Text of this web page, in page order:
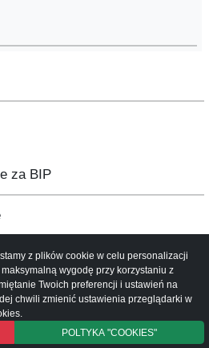
za BIP
z plików cookie w celu personalizacji
wygodę przy korzystaniu z
Twoich preferencji i ustawień na
chwili zmienić ustawienia przeglądarki w
POLTYKA "COOKIES"